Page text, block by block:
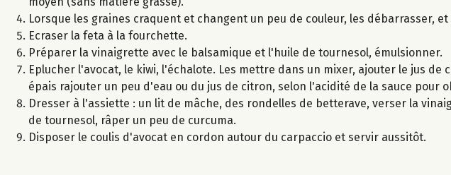
Lorsque les graines craquent et changent un peu de couleur, les débarrasser,
Ecraser la feta à la fourchette.
Préparer la vinaigrette avec le balsamique et l'huile de tournesol, émulsionner.
Eplucher l'avocat, le kiwi, l'échalote. Les mettre dans un mixer, ajouter le jus
épais rajouter un peu d'eau ou du jus de citron, selon l'acidité de la sauce pour
Dresser à l'assiette : un lit de mâche, des rondelles de betterave, verser la
de tournesol, râper un peu de curcuma.
Disposer le coulis d'avocat en cordon autour du carpaccio et servir aussitôt.